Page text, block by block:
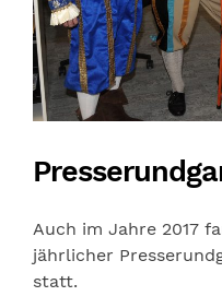
Auch im Jahre 2017
jährlicher
statt.